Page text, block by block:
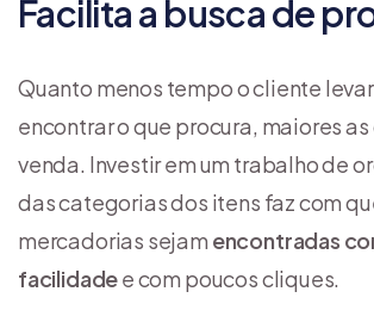
Facilita a busca de
Quanto menos tempo o cliente
encontrar o que procura, maiores
venda. Investir em um trabalho de
das categorias dos itens faz com
mercadorias sejam encontradas
facilidadee com poucos cliques.